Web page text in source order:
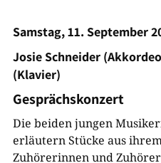
Samstag, 11. September
Josie Schneider
(Klavier)
Gesprächskonzert
Die beiden jungen
erläutern Stücke aus
Zuhörerinnen und